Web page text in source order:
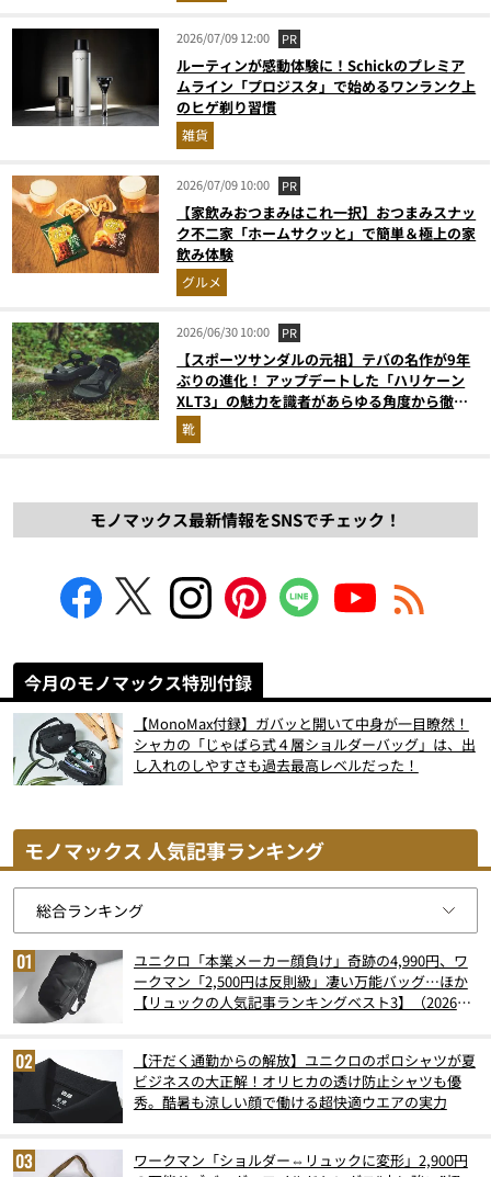
2026/07/09 12:00 PR
ルーティンが感動体験に！Schickのプレミア
ムライン「プロジスタ」で始めるワンランク上
のヒゲ剃り習慣
雑貨
2026/07/09 10:00 PR
【家飲みおつまみはこれ一択】おつまみスナッ
ク不二家「ホームサクッと」で簡単＆極上の家
飲み体験
グルメ
2026/06/30 10:00 PR
【スポーツサンダルの元祖】テバの名作が9年
ぶりの進化！ アップデートした「ハリケーン
XLT3」の魅力を識者があらゆる角度から徹底
解説！
靴
モノマックス最新情報をSNSでチェック！
今月のモノマックス特別付録
【MonoMax付録】ガバッと開いて中身が一目瞭然！
シャカの「じゃばら式４層ショルダーバッグ」は、出
し入れのしやすさも過去最高レベルだった！
モノマックス 人気記事ランキング
ユニクロ「本業メーカー顔負け」奇跡の4,990円、ワ
ークマン「2,500円は反則級」凄い万能バッグ…ほか
【リュックの人気記事ランキングベスト3】（2026年
【汗だく通勤からの解放】ユニクロのポロシャツが夏
ビジネスの大正解！オリヒカの透け防止シャツも優
秀。酷暑も涼しい顔で働ける超快適ウエアの実力
ワークマン「ショルダー⇔リュックに変形」2,900円